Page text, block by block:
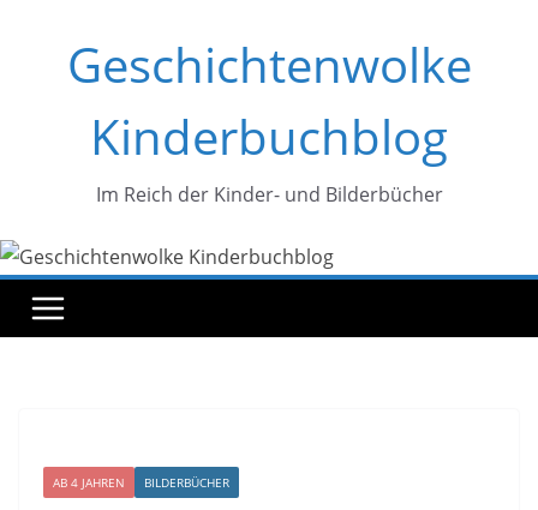
springenGeschichtenwolke
Kinderbuchblog
Im Reich der Kinder- und Bilderbücher
AB 4 JAHREN BILDERBÜCHER